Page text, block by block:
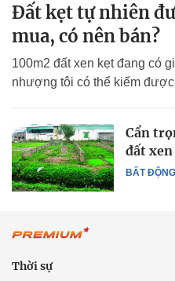
Đất kẹt tự nhiên
mua, có nên bán?
100m2 đất xen kẹt đang có
nhượng tôi có thể kiếm
BẤT
Cẩn
đất
Thời sự